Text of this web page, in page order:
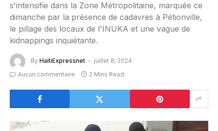
s'intensifie dans la Zone Métropolitaine, marquée ce
dimanche par la présence de cadavres à Pétionville,
le pillage des locaux de l'INUKA et une vague de
kidnappings inquiétante.
By HaitiExpressnet
juillet 8, 2024
Aucun commentaire
2 Mins Read